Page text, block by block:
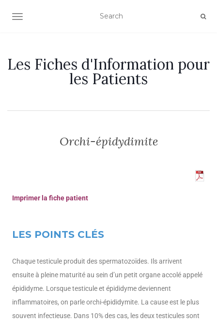
OUVRIR/FERMER LA NAVIGATION
Les Fiches d'Information pour
les Patients
Orchi-épidydimite
Imprimer la fiche patient
LES POINTS CLÉS
Chaque testicule produit des spermatozoïdes. Ils arrivent
ensuite à pleine maturité au sein d’un petit organe accolé appelé
épididyme. Lorsque testicule et épididyme deviennent
inflammatoires, on parle orchi-épididymite. La cause est le plus
souvent infectieuse. Dans 10% des cas, les deux testicules sont